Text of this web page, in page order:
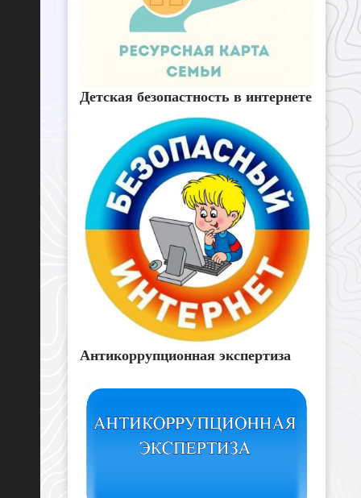
Детская безопастность в интернете
Антикоррупционная экспертиза